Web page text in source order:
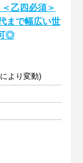
＜乙四必須＞
まで幅広い世
◎
より変動)